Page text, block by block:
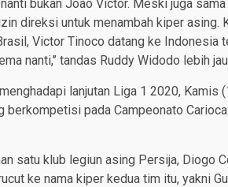
bukan Joao Victor. Meski juga
direksi untuk menambah kiper asing.
Victor Tinoco datang ke Indonesia
nanti,’’ tandas Ruddy Widodo lebih
lanjutan Liga 1 2020, Kamis
berkompetisi pada Campeonato
satu klub legiun asing Persija, Diogo
ke nama kiper kedua tim itu, yakni